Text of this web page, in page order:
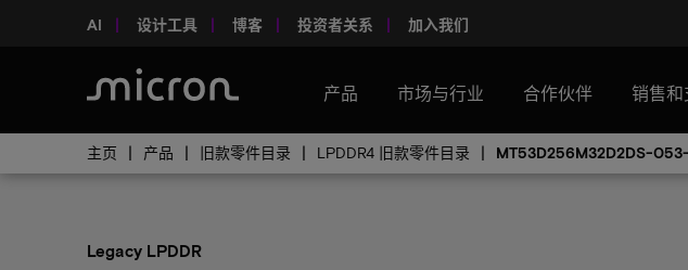
AI 设计工具 博客 投资者关系 加入我们
产品 市场与行业 合作伙伴 销售和
主页 产品 旧款零件目录 LPDDR4 旧款零件目录 MT53D256M32D2DS-
Legacy LPDDR